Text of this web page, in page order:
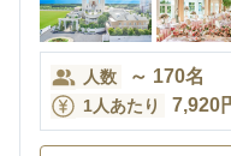
人数 ～ 170名
1人あたり 7,920